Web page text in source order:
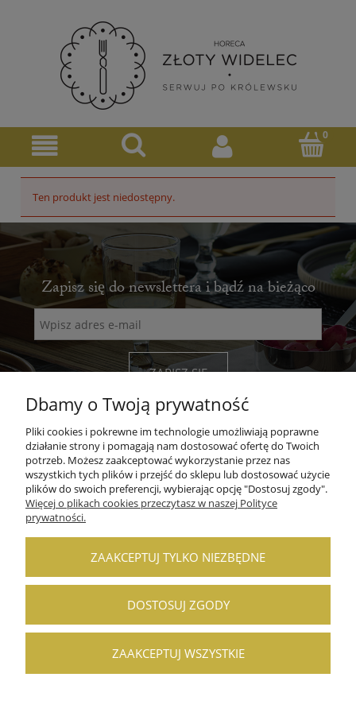
Ten produkt jest niedostępny.
Zapisz się do newslettera i bądź na bieżąco
ZAPISZ SIĘ
POMOC
PŁATNOŚCI I DOSTAWA
INFORMACJE
O NAS
Dbamy o Twoją prywatność
Pliki cookies i pokrewne im technologie umożliwiają poprawne
działanie strony i pomagają nam dostosować ofertę do Twoich
potrzeb. Możesz zaakceptować wykorzystanie przez nas
wszystkich tych plików i przejść do sklepu lub dostosować użycie
plików do swoich preferencji, wybierając opcję "Dostosuj zgody".
Więcej o plikach cookies przeczytasz w naszej Polityce
prywatności.
ZAAKCEPTUJ TYLKO NIEZBĘDNE
DOSTOSUJ ZGODY
ZAAKCEPTUJ WSZYSTKIE